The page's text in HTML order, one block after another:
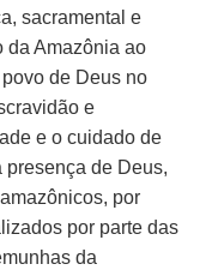
sacramental e
da Amazônia ao
de Deus no
e
e o cuidado de
presença de Deus,
por
por parte das
da